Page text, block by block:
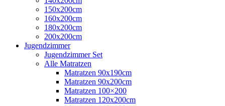
150x200cm
160x200cm
180x200cm
200x200cm
Jugendzimmer
Jugendzimmer Set
Alle Matratzen
Matratzen 90x190cm
Matratzen 90x200cm
Matratzen 100×200
Matratzen 120x200cm